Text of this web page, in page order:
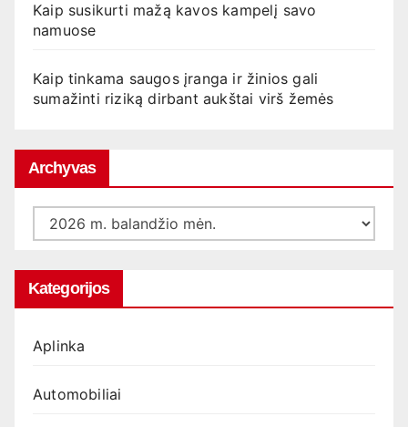
Kaip susikurti mažą kavos kampelį savo
namuose
Kaip tinkama saugos įranga ir žinios gali
sumažinti riziką dirbant aukštai virš žemės
Archyvas
Archyvas
Kategorijos
Aplinka
Automobiliai